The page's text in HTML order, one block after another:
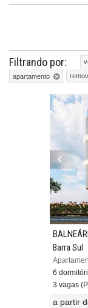
Filtrando por:
apartamento
Barra Sul
6
3 vagas
a partir